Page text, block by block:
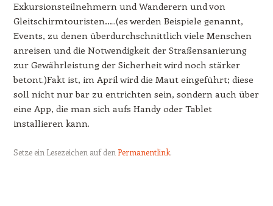
Exkursionsteilnehmern und Wanderern und von
Gleitschirmtouristen…..(es werden Beispiele genannt,
Events, zu denen überdurchschnittlich viele Menschen
anreisen und die Notwendigkeit der Straßensanierung
zur Gewährleistung der Sicherheit wird noch stärker
betont.)Fakt ist, im April wird die Maut eingeführt; diese
soll nicht nur bar zu entrichten sein, sondern auch über
eine App, die man sich aufs Handy oder Tablet
installieren kann.
Setze ein Lesezeichen auf den Permanentlink.